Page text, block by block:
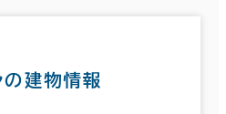
の建物情報